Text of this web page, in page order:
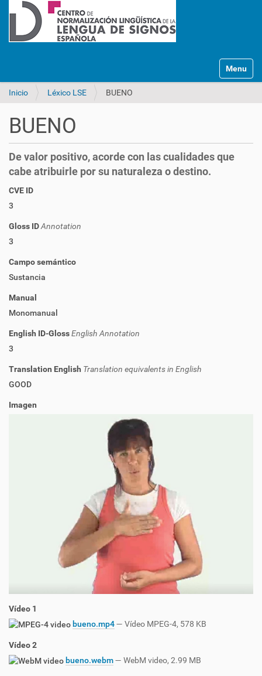
Mostrar/
Inicio Léxico LSE BUENO
BUENO
De valor positivo, acorde con las cualidades que
cabe atribuirle por su naturaleza o destino.
CVE ID
3
Gloss IDAnnotation
3
Campo semántico
Sustancia
Manual
Monomanual
English ID-GlossEnglish Annotation
3
Translation English Translation equivalents in English
GOOD
Imagen
Vídeo 1
bueno.mp4— Vídeo MPEG-4, 578 KB
Vídeo 2
bueno.webm— WebM video, 2.99 MB